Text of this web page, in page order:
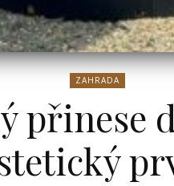
ZAHRADA
přinese